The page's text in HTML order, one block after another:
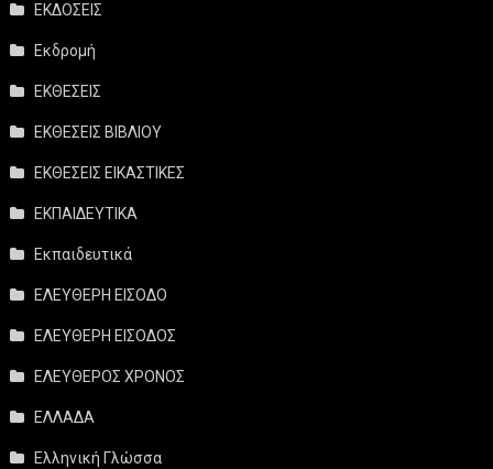
ΕΚΔΟΣΕΙΣ
Εκδρομή
ΕΚΘΕΣΕΙΣ
ΕΚΘΕΣΕΙΣ ΒΙΒΛΙΟΥ
ΕΚΘΕΣΕΙΣ ΕΙΚΑΣΤΙΚΕΣ
ΕΚΠΑΙΔΕΥΤΙΚΑ
Εκπαιδευτικά
ΕΛΕΥΘΕΡΗ ΕΙΣΟΔΟ
ΕΛΕΥΘΕΡΗ ΕΙΣΟΔΟΣ
ΕΛΕΥΘΕΡΟΣ ΧΡΟΝΟΣ
ΕΛΛΑΔΑ
Ελληνική Γλώσσα